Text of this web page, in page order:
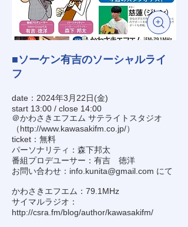
■ソーケン有吉のソーシャルライ
フ
date：2024年3月22日(金)
start 13:00 / close 14:00
＠かわさきエフエム サテライトスタジオ
（http://www.kawasakifm.co.jp/）
ticket：無料
パーソナリティ：森下邦太
番組プロデユーサー：有吉 徳洋
お問い合わせ： info.kunita@gmail.com にて
かわさきエフエム：79.1MHz
サイマルラジオ：
http://csra.fm/blog/author/kawasakifm/